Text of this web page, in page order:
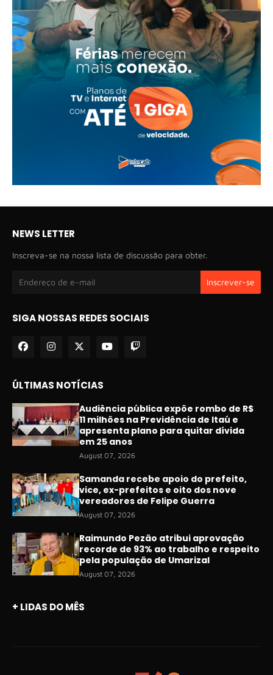
NEWS LETTER
Inscreva-se na nossa lista de discussão para obter.
SIGA NOSSAS REDES SOCIAIS
ÚLTIMAS NOTÍCIAS
Audiência pública expõe rombo de R$
11 milhões na Previdência de Itaú e
apresenta plano para quitar dívida
em 25 anos
August 07, 2026
Samanda recebe apoio do prefeito,
vice, ex-prefeitos e oito dos nove
vereadores de Felipe Guerra
August 07, 2026
Raimundo Pezão atribui aprovação
recorde de 93% ao trabalho e respeito
pela população de Umarizal
August 07, 2026
+ LIDAS DO MÊS